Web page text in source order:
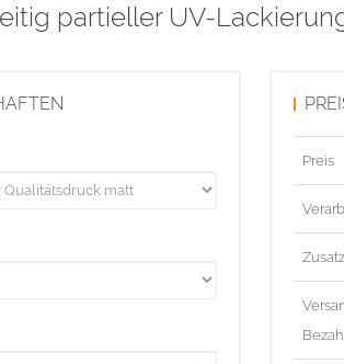
Linienstärke
partieller UV-
Preis